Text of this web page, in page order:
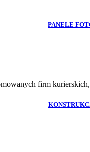
PANELE
firm